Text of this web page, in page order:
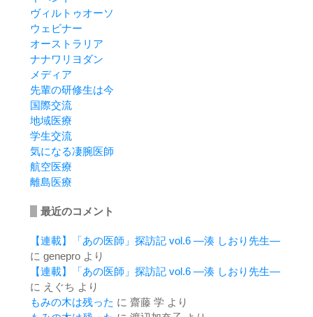
ヴィルトゥオーソ
ウェビナー
オーストラリア
ナナワリヨダン
メディア
先輩の研修生は今
国際交流
地域医療
学生交流
気になる凄腕医師
航空医療
離島医療
最近のコメント
【連載】「あの医師」探訪記 vol.6 ―湊 しおり先生―
に geneproより
【連載】「あの医師」探訪記 vol.6 ―湊 しおり先生―
に えぐち より
もみの木は残った に 齋藤 学 より